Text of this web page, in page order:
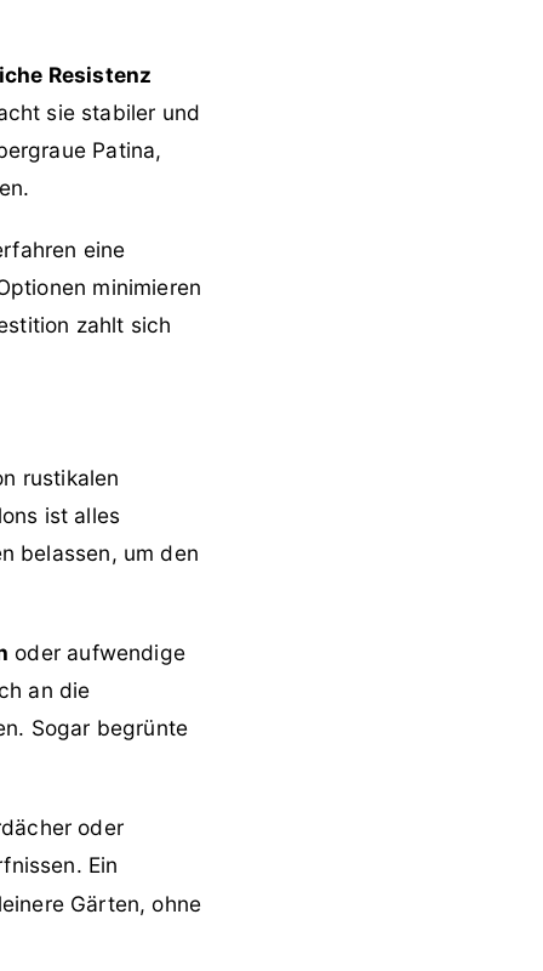
Resistenz
sie stabiler und
Patina,
eine
minimieren
zahlt sich
rustikalen
ist alles
belassen, um den
oder aufwendige
an die
Sogar begrünte
oder
Ein
Gärten, ohne